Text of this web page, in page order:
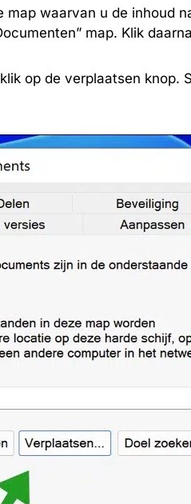
map waarvan u de inhoud
map. Klik
op de verplaatsen knop.